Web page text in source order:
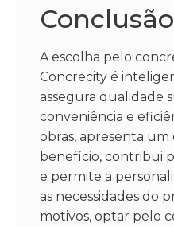
Conclusão
A escolha pelo
Concrecity é
assegura qualidade
conveniência e
obras, apresenta
benefício, contribui
e permite a
as necessidades do
motivos, optar pelo